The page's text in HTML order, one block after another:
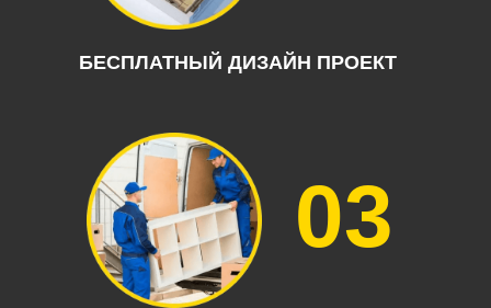
БЕСПЛАТНЫЙ ДИЗАЙН ПРОЕКТ
03